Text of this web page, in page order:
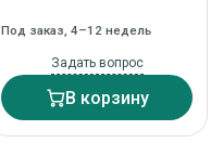
Под заказ, 4–12 недель
Задать вопрос
В корзину